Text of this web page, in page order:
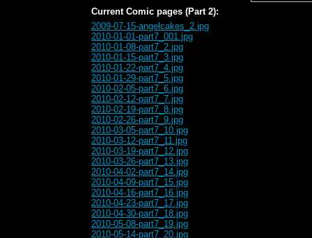
Current Comic pages (Part 2):
2009-07-15-angelcakes_2.jpg
2010-01-01-part7_001.jpg
2010-01-08-part7_2.jpg
2010-01-15-part7_3.jpg
2010-01-22-part7_4.jpg
2010-01-29-part7_5.jpg
2010-02-05-part7_6.jpg
2010-02-12-part7_7.jpg
2010-02-19-part7_8.jpg
2010-02-26-part7_9.jpg
2010-03-05-part7_10.jpg
2010-03-12-part7_11.jpg
2010-03-19-part7_12.jpg
2010-03-26-part7_13.jpg
2010-04-02-part7_14.jpg
2010-04-09-part7_15.jpg
2010-04-16-part7_16.jpg
2010-04-23-part7_17.jpg
2010-04-30-part7_18.jpg
2010-05-08-part7_19.jpg
2010-05-14-part7_20.jpg